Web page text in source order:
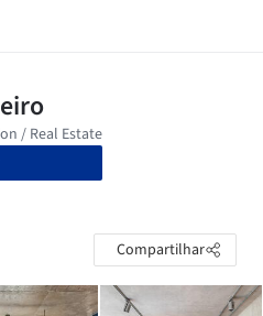
Compartilhar